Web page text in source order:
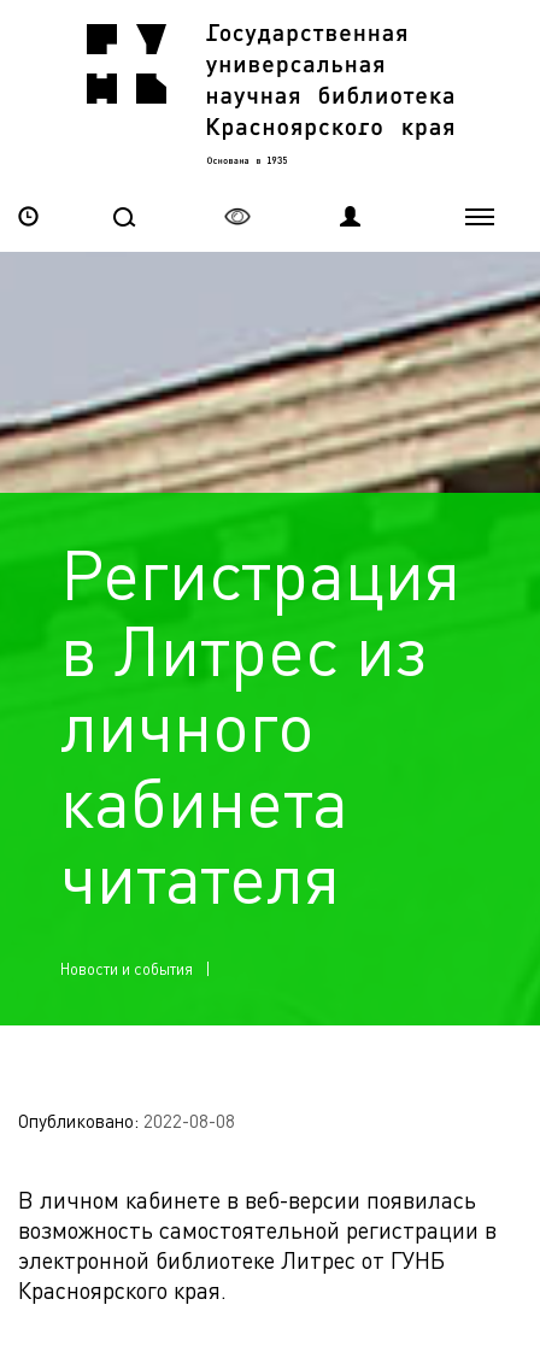
Регистрация
в Литрес из
личного
кабинета
читателя
Новости и события
Опубликовано: 2022-08-08
В личном кабинете в веб-версии появилась
возможность самостоятельной регистрации в
электронной библиотеке Литрес от ГУНБ
Красноярского края.